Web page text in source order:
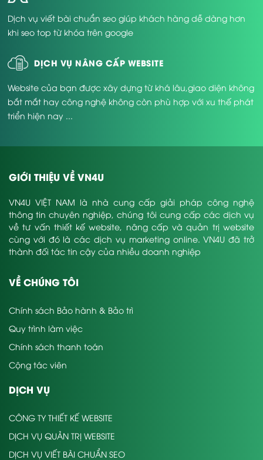
Dịch vụ viết bài chuẩn seo giúp khách hàng dễ dàng hơn
khi seo top từ khóa trên google
DỊCH VỤ NÂNG CẤP WEBSITE
Website của bạn được xây dựng từ khá lâu,giao diện không
bắt mắt hay công nghệ không còn phù hợp với xu thế phát
triển hiện nay ...
GIỚI THIỆU VỀ VN4U
VN4U VIỆT NAM là nhà cung cấp giải pháp công nghệ
thông tin chuyên nghiệp, chúng tôi cung cấp các dịch vụ
về tư vấn thiết kế website, nâng cấp và quản trị website
cùng với đó là các dịch vụ marketing online. VN4U đã trở
thành đối tác tin cậy của nhiều doanh nghiệp
VỀ CHÚNG TÔI
Chính sách Bảo hành & Bảo trì
Quy trình làm việc
Chính sách thanh toán
Cộng tác viên
DỊCH VỤ
CÔNG TY THIẾT KẾ WEBSITE
DỊCH VỤ QUẢN TRỊ WEBSITE
DỊCH VỤ VIẾT BÀI CHUẨN SEO